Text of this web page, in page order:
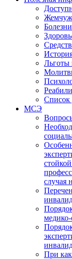
Льготы
Список
МСЭ
случая
При